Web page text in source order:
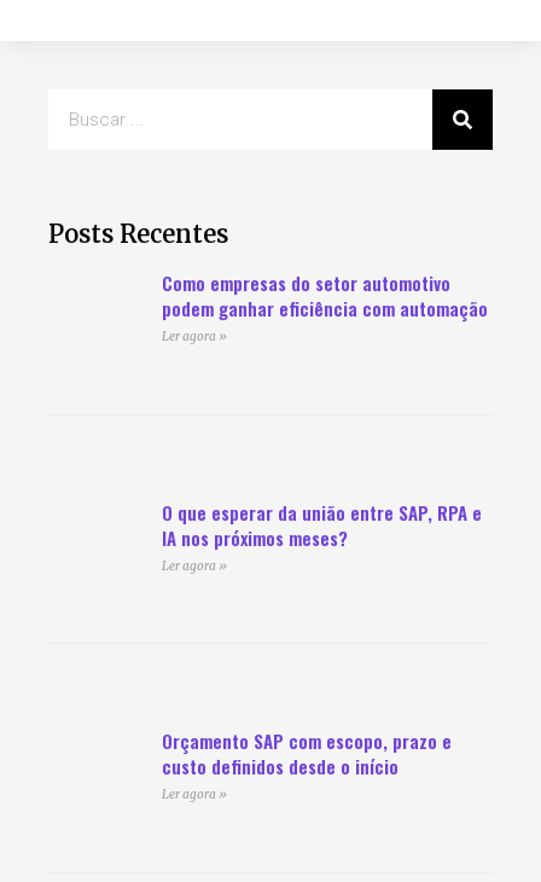
Posts Recentes
Como empresas do setor automotivo
podem ganhar eficiência com automação
Ler agora »
O que esperar da união entre SAP, RPA e
IA nos próximos meses?
Ler agora »
Orçamento SAP com escopo, prazo e
custo definidos desde o início
Ler agora »